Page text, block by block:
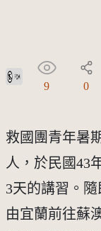
公眾領域標章(PDM)
9 0
救國團青年暑
人，於民國43
3天的講習。
由宜蘭前往蘇